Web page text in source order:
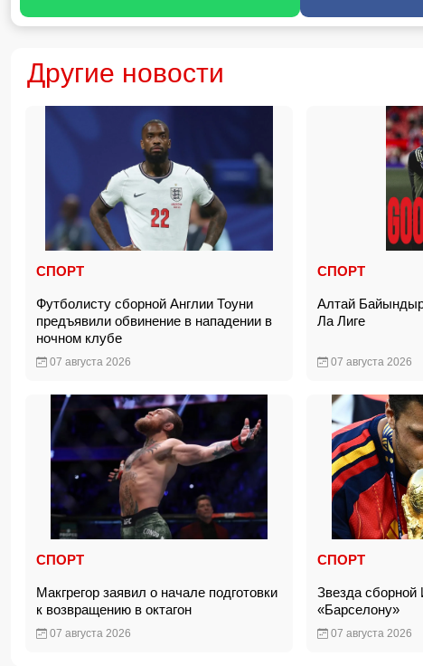
Другие новости
СПОРТ
Футболисту сборной Англии Тоуни
предъявили обвинение в нападении в
ночном клубе
07 августа 2026
СПОРТ
Алтай
Ла Лиге
07 августа 2026
СПОРТ
Макгрегор заявил о начале подготовки
к возвращению в октагон
07 августа 2026
СПОРТ
Звезда сборной
«Барселону»
07 августа 2026